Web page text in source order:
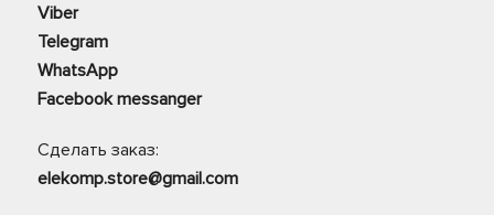
Viber
Telegram
WhatsApp
Facebook messanger
Сделать заказ:
elekomp.store@gmail.com